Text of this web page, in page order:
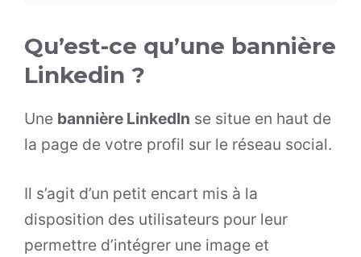
Qu’est-ce qu’une bannière
Linkedin ?
Une bannière LinkedIn se situe en haut de
la page de votre profil sur le réseau social.
Il s’agit d’un petit encart mis à la
disposition des utilisateurs pour leur
permettre d’intégrer une image et